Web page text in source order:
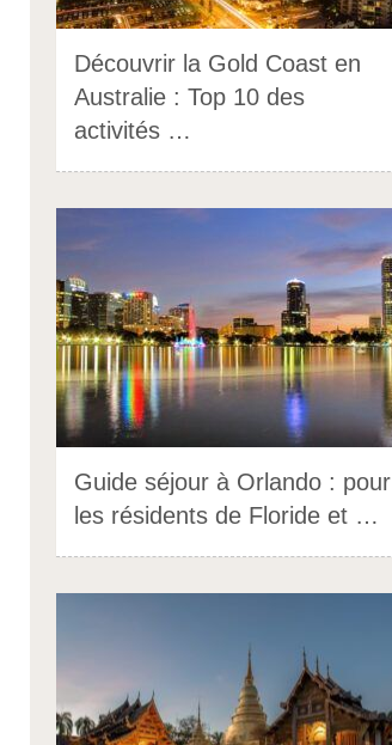
Découvrir la Gold Coast en
Australie : Top 10 des
activités …
Guide séjour à Orlando : pour
les résidents de Floride et …